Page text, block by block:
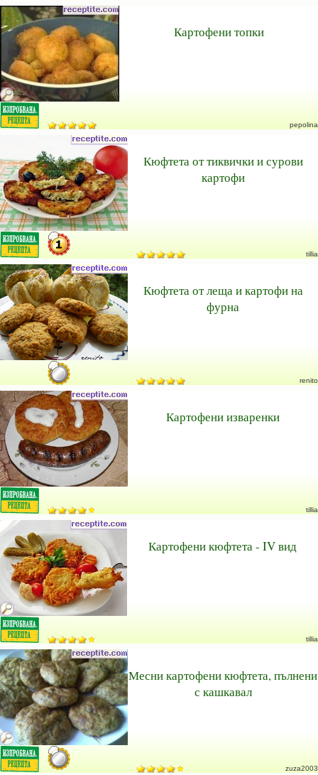
Картофени топки
pepolina
Кюфтета от тиквички и сурови
картофи
tillia
Кюфтета от леща и картофи на
фурна
renito
Картофени изваренки
tillia
Картофени кюфтета - IV вид
tillia
Месни картофени кюфтета, пълнени
с кашкавал
zuza2003